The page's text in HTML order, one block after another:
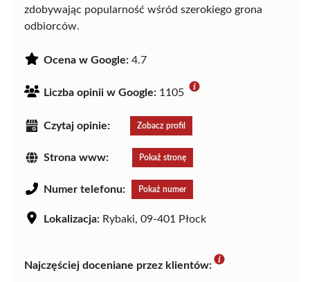
zdobywając popularność wśród szerokiego grona
odbiorców.
Ocena w Google: 4.7
Liczba opinii w Google: 1105
Czytaj opinie: Zobacz profil
Strona www: Pokaż stronę
Numer telefonu: Pokaż numer
Lokalizacja: Rybaki, 09-401 Płock
Najczęściej doceniane przez klientów: